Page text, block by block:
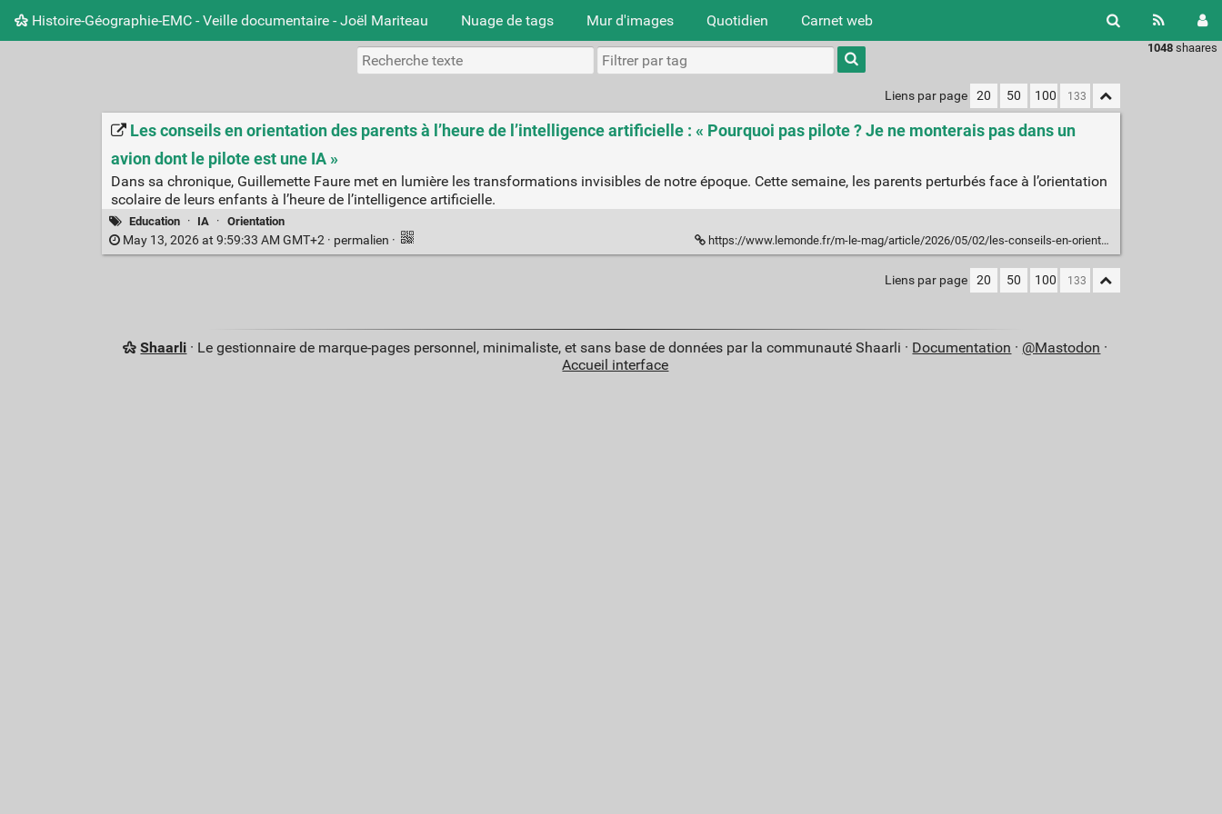
Histoire-Géographie-EMC - Veille documentaire - Joël Mariteau Nuage de tags Mur d'images Quotidien Carnet web
1048 shaares
Type 1 or
more
characters
results.
Liens par page 20 50 100
Les conseils en orientation des parents à l’heure de l’intelligence artificielle : « Pourquoi pas pilote ? Je ne monterais pas dans un
avion dont le pilote est une IA »
Dans sa chronique, Guillemette Faure met en lumière les transformations invisibles de notre époque. Cette semaine, les parents perturbés face à l’orientation
scolaire de leurs enfants à l’heure de l’intelligence artificielle.
Education · IA · Orientation
May 13, 2026 at 9:59:33 AM GMT+2 · permalien · https://www.lemonde.fr/m-le-mag/article/2026/05/02/les-conseils-en-orientation-des-parents-a-l-heure-de-l-intelligence-artificielle-pourquoi-pas-pilote-je-ne-monterais-pas-dans-un-avion-dont-le-pilote-est-une-ia_6684849_4500055.html
Liens par page 20 50 100
Shaarli · Le gestionnaire de marque-pages personnel, minimaliste, et sans base de données par la communauté Shaarli · Documentation · @Mastodon ·
Accueil interface